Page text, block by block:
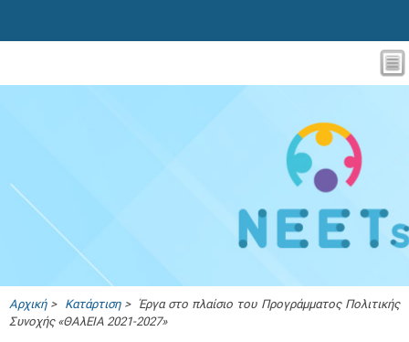
Αρχική> Κατάρτιση> Έργα στο πλαίσιο του Προγράμματος Πολιτικής
Συνοχής «ΘΑλΕΙΑ 2021-2027»